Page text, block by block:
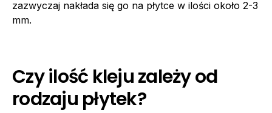
zazwyczaj nakłada się go na płytce w ilości około 2-3
mm.
Czy ilość kleju zależy od
rodzaju płytek?